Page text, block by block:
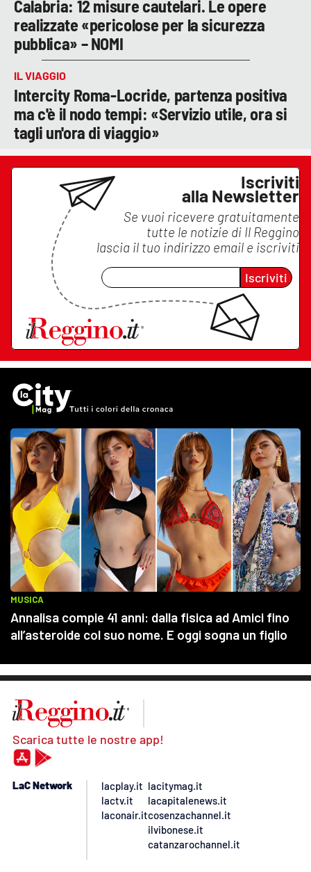
Calabria: 12 misure cautelari. Le opere
realizzate «pericolose per la sicurezza
pubblica» – NOMI
IL VIAGGIO
Intercity Roma-Locride, partenza positiva
ma c'è il nodo tempi: «Servizio utile, ora si
tagli un'ora di viaggio»
Iscriviti
alla Newsletter
Se vuoi ricevere gratuitamente
tutte le notizie di Il Reggino
lascia il tuo indirizzo email e iscriviti
Iscriviti
Scarica tutte le nostre app!
LaC Network
lacplay.it
lactv.it
laconair.it
lacitymag.it
lacapitalenews.it
cosenzachannel.it
ilvibonese.it
catanzarochannel.it